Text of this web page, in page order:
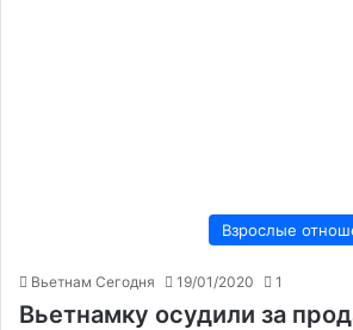
Взрослые
Вьетнам Сегодня 19/01/2020 1
Вьетнамку осудили за